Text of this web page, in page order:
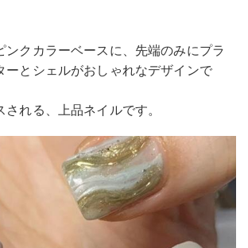
ンクカラーベースに、先端のみにプラ
ーとシェルがおしゃれなデザインで
れる、上品ネイルです。